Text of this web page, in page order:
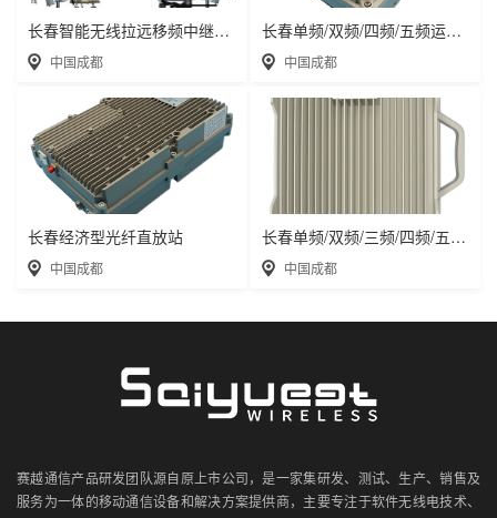
长春智能无线拉远移频中继直放站近端机远端机
中国成都
长春单频/双频/四频/五频运营级数字光纤直放
中国成都
长春经济型光纤直放站
中国成都
长春单频/双频/三频/四频/五频电信级无线直
中国成都
赛越通信产品研发团队源自原上市公司，是一家集研发、测试、生产、销售及
服务为一体的移动通信设备和解决方案提供商，主要专注于软件无线电技术、